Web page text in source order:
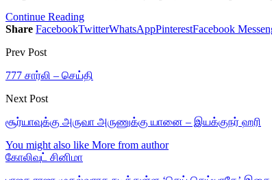
Continue Reading
Share FacebookTwitterWhatsAppPinterestFacebook
Prev Post
777 சார்லி – செய்தி
Next Post
சூர்யாவுக்கு அருவா அருணுக்கு யானை – இயக்குநர் ஹரி
You might also like More from author
கோலிவுட் சினிமா